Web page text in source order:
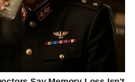
potpuno promijeniti vaš život na
poglavlje